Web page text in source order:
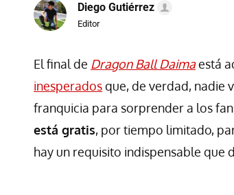
Diego Gutiérrez
Editor
El final de Dragon Ball Daimaestá
inesperadosque, de verdad, nadie
franquicia para sorprender a los
está gratis, por tiempo limitado,
hay un requisito indispensable que